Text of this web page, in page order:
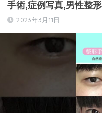
手術,症例写真,男性整形
2023年3月11日